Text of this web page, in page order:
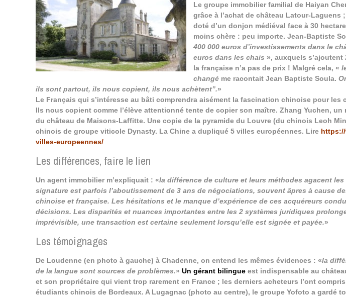
Le groupe immobilier familial de Haiyan
grâce à l’achat de château Latour-
doté d’un donjon médiéval face à 30
moins chère : peu importe. Jean-Baptiste
400 000 euros d’investissements dans le
euros dans les chais », auxquels s’ajoutent
la française n’a pas de prix ! Malgré cela, «
changé me racontait Jean Baptiste Soula.
ils sont partout, ils nous copient, ils nous achètent’’.»
Le Français qui s’intéresse au bâti comprendra aisément la fascination chinoise pour les
Ils nous copient comme l’élève attentionné tente de copier son maître. Zhang Yuchen,
du château de Maisons-Laffitte. Une copie de la pyramide du Louvre (du chinois Leoh
chinois de groupe viticole Dynasty. La Chine a dupliqué 5 villes européennes. Lire
villes-europeennes/
Les différences, faire le lien
Un agent immobilier m’expliquait : «la différence de culture et leurs méthodes agacent
signature est parfois l’aboutissement de 3 ans de négociations, souvent âpres à cause
chinoise et française. Les hésitations et le manque d’expérience de ces acquéreurs
décisions. Les disparités et nuances importantes entre les 2 systèmes juridiques
imprévisible,une transaction est certaine seulement lorsqu’elle est signée et payée.»
Les témoignages
De Loudenne (en photo à gauche) à Chadenne, on entend les mêmes évidences : «la
de la langue sont sources de problèmes.»Un gérant bilingue est indispensable au
et son propriétaire qui vient trop rarement en France ; les derniers acheteurs l’ont
étudiants chinois de Bordeaux. A Lugagnac (photo au centre), le groupe Yofoto a gardé